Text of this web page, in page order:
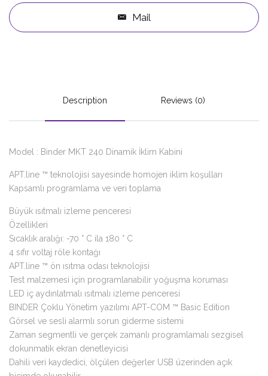
Mail
Description Reviews (0)
Model : Binder MKT 240 Dinamik İklim Kabini
APT.line ™ teknolojisi sayesinde homojen iklim koşulları
Kapsamlı programlama ve veri toplama
Büyük ısıtmalı izleme penceresi
Özellikleri
Sıcaklık aralığı: -70 ° C ila 180 ° C
4 sıfır voltaj röle kontağı
APT.line ™ ön ısıtma odası teknolojisi
Test malzemesi için programlanabilir yoğuşma koruması
LED iç aydınlatmalı ısıtmalı izleme penceresi
BINDER Çoklu Yönetim yazılımı APT-COM ™ Basic Edition
Görsel ve sesli alarmlı sorun giderme sistemi
Zaman segmentli ve gerçek zamanlı programlamalı sezgisel
dokunmatik ekran denetleyicisi
Dahili veri kaydedici, ölçülen değerler USB üzerinden açık